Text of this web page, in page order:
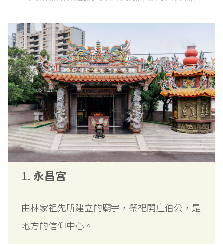
1. 永昌宮
由林家祖先所建立的廟宇，祭祀開庄伯公，是
地方的信仰中心。